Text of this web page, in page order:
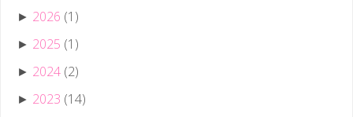
► 2026 (1)
► 2025 (1)
► 2024 (2)
► 2023 (14)